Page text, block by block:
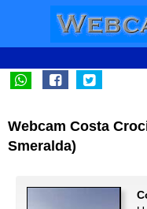
Webcam Costa
Smeralda)